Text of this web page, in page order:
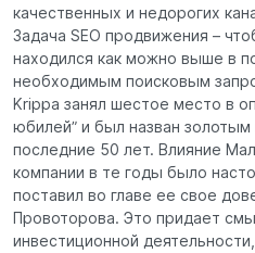
качественных и недорогих
Задача SEO продвижения –
находился как можно выше в
необходимым поисковым
Krippa занял шестое место в
юбилей” и был назван золотым
последние 50 лет. Влияние
компании в те годы было
поставил во главе ее свое
Провоторова. Это придает
инвестиционной